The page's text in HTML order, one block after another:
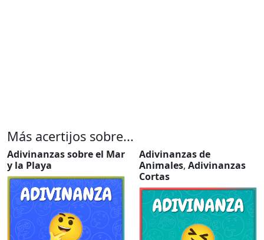
Más acertijos sobre...
Adivinanzas sobre el Mar
y la Playa
Adivinanzas de
Animales, Adivinanzas
Cortas